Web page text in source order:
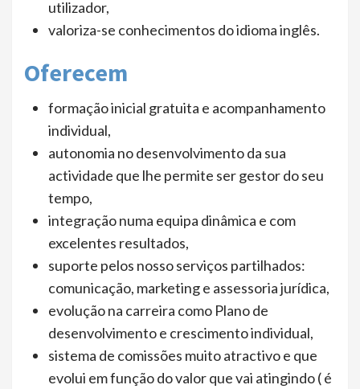
utilizador,
valoriza-se conhecimentos do idioma inglês.
Oferecem
formação inicial gratuita e acompanhamento
individual,
autonomia no desenvolvimento da sua
actividade que lhe permite ser gestor do seu
tempo,
integração numa equipa dinâmica e com
excelentes resultados,
suporte pelos nosso serviços partilhados:
comunicação, marketing e assessoria jurídica,
evolução na carreira como Plano de
desenvolvimento e crescimento individual,
sistema de comissões muito atractivo e que
evolui em função do valor que vai atingindo ( é